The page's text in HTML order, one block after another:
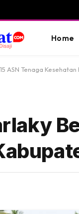
Home
ASN Tenaga